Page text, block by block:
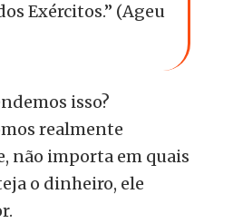
Exércitos.” (Ageu
isso?
realmente
não importa em quais
o dinheiro, ele